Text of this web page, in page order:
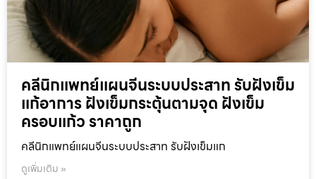
คลีนิกแพทย์แผนจีนระบบประสาท รับฝังเข็ม
แก้อาการ ฝังเข็มกระตุ้นตามจุด ฝังเข็ม
ครอบแก้ว ราคาถูก
คลีนิกแพทย์แผนจีนระบบประสาท รับฝังเข็มแก
ดูเพิ่มเติม »